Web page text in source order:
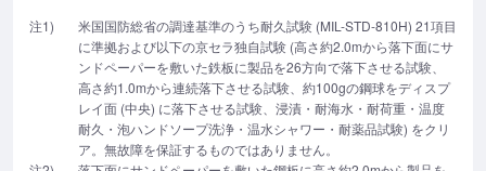
注1)
米国国防総省の調達基準のうち耐久試験 (MIL-STD-810H) 21項目
に準拠および以下の京セラ独自試験 (高さ約2.0mから落下面にサ
ンドペーパーを敷いた鉄板に製品を26方向で落下させる試験、
高さ約1.0mから連続落下させる試験、約100gの鋼球をディスプ
レイ面 (中央) に落下させる試験、浸漬・耐海水・耐荷重・温度
耐久・泡ハンドソープ洗浄・温水シャワー・耐薬品試験) をクリ
ア。無故障を保証するものではありません。